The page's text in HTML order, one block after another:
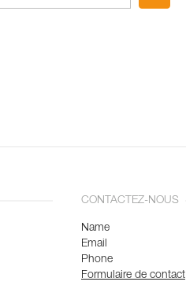
CONTACTEZ-NOUS
Name
Email
Phone
Formulaire de contact